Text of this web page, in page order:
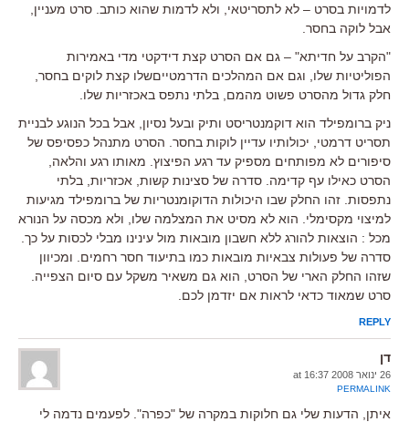
לדמויות בסרט – לא לתסריטאי, ולא לדמות שהוא כותב. סרט מעניין,
אבל לוקה בחסר.
"הקרב על חדיתא" – גם אם הסרט קצת דידקטי מדי באמירות
הפוליטיות שלו, וגם אם המהלכים הדרמטייםשלו קצת לוקים בחסר,
חלק גדול מהסרט פשוט מהמם, בלתי נתפס באכזריות שלו.
ניק ברומפילד הוא דוקמנטריסט ותיק ובעל נסיון, אבל בכל הנוגע לבניית
תסריט דרמטי, יכולותיו עדיין לוקות בחסר. הסרט מתנהל כפסיפס של
סיפורים לא מפותחים מספיק עד רגע הפיצוץ. מאותו רגע והלאה,
הסרט כאילו עף קדימה. סדרה של סצינות קשות, אכזריות, בלתי
נתפסות. זהו החלק שבו היכולות הדוקומנטריות של ברומפילד מגיעות
למיצוי מקסימלי. הוא לא מסיט את המצלמה שלו, ולא מכסה על הנורא
מכל : הוצאות להורג ללא חשבון מובאות מול עינינו מבלי לכסות על כך.
סדרה של פעולות צבאיות מובאות כמו בתיעוד חסר רחמים. ומכיוון
שזהו החלק הארי של הסרט, הוא גם משאיר משקל עם סיום הצפייה.
סרט שמאוד כדאי לראות אם יזדמן לכם.
REPLY
דן
26 ינואר 2008 at 16:37
PERMALINK
איתן, הדעות שלי גם חלוקות במקרה של "כפרה". לפעמים נדמה לי